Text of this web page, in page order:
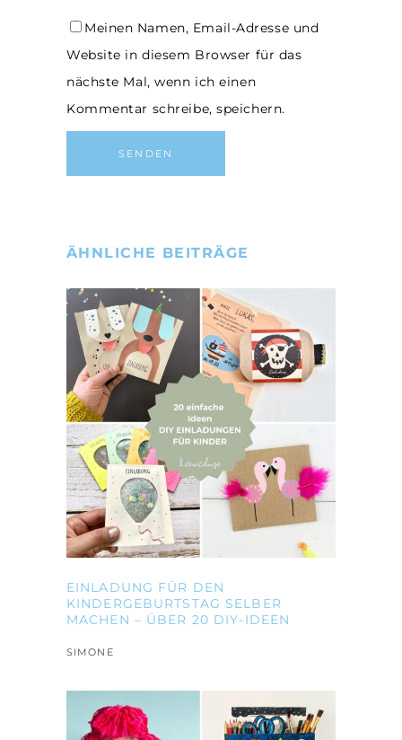
Meinen Namen, Email-Adresse und
Website in diesem Browser für das
nächste Mal, wenn ich einen
Kommentar schreibe, speichern.
ÄHNLICHE BEITRÄGE
EINLADUNG FÜR DEN
KINDERGEBURTSTAG SELBER
MACHEN – ÜBER 20 DIY-IDEEN
SIMONE